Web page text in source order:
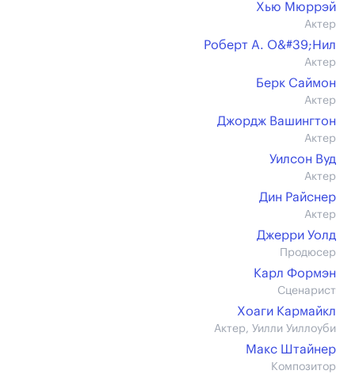
Хью Мюррэй
Актер
Роберт А. О&#39;Нил
Актер
Берк Саймон
Актер
Джордж Вашингтон
Актер
Уилсон Вуд
Актер
Дин Райснер
Актер
Джерри Уолд
Продюсер
Карл Формэн
Сценарист
Хоаги Кармайкл
Актер, Уилли Уиллоуби
Макс Штайнер
Композитор